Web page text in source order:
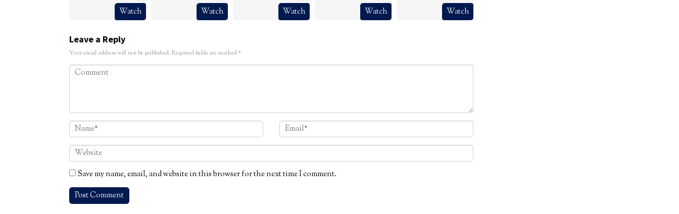
Watch Watch Watch Watch Watch
Leave a Reply
Your email address will not be published. Required fields are marked*
Save my name, email, and website in this browser for the next time I comment.